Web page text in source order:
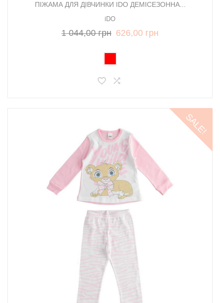
ПІЖАМА ДЛЯ ДІВЧИНКИ IDO ДЕМІСЕЗОННА...
iDO
1 044,00 грн 626,00 грн
SALE!